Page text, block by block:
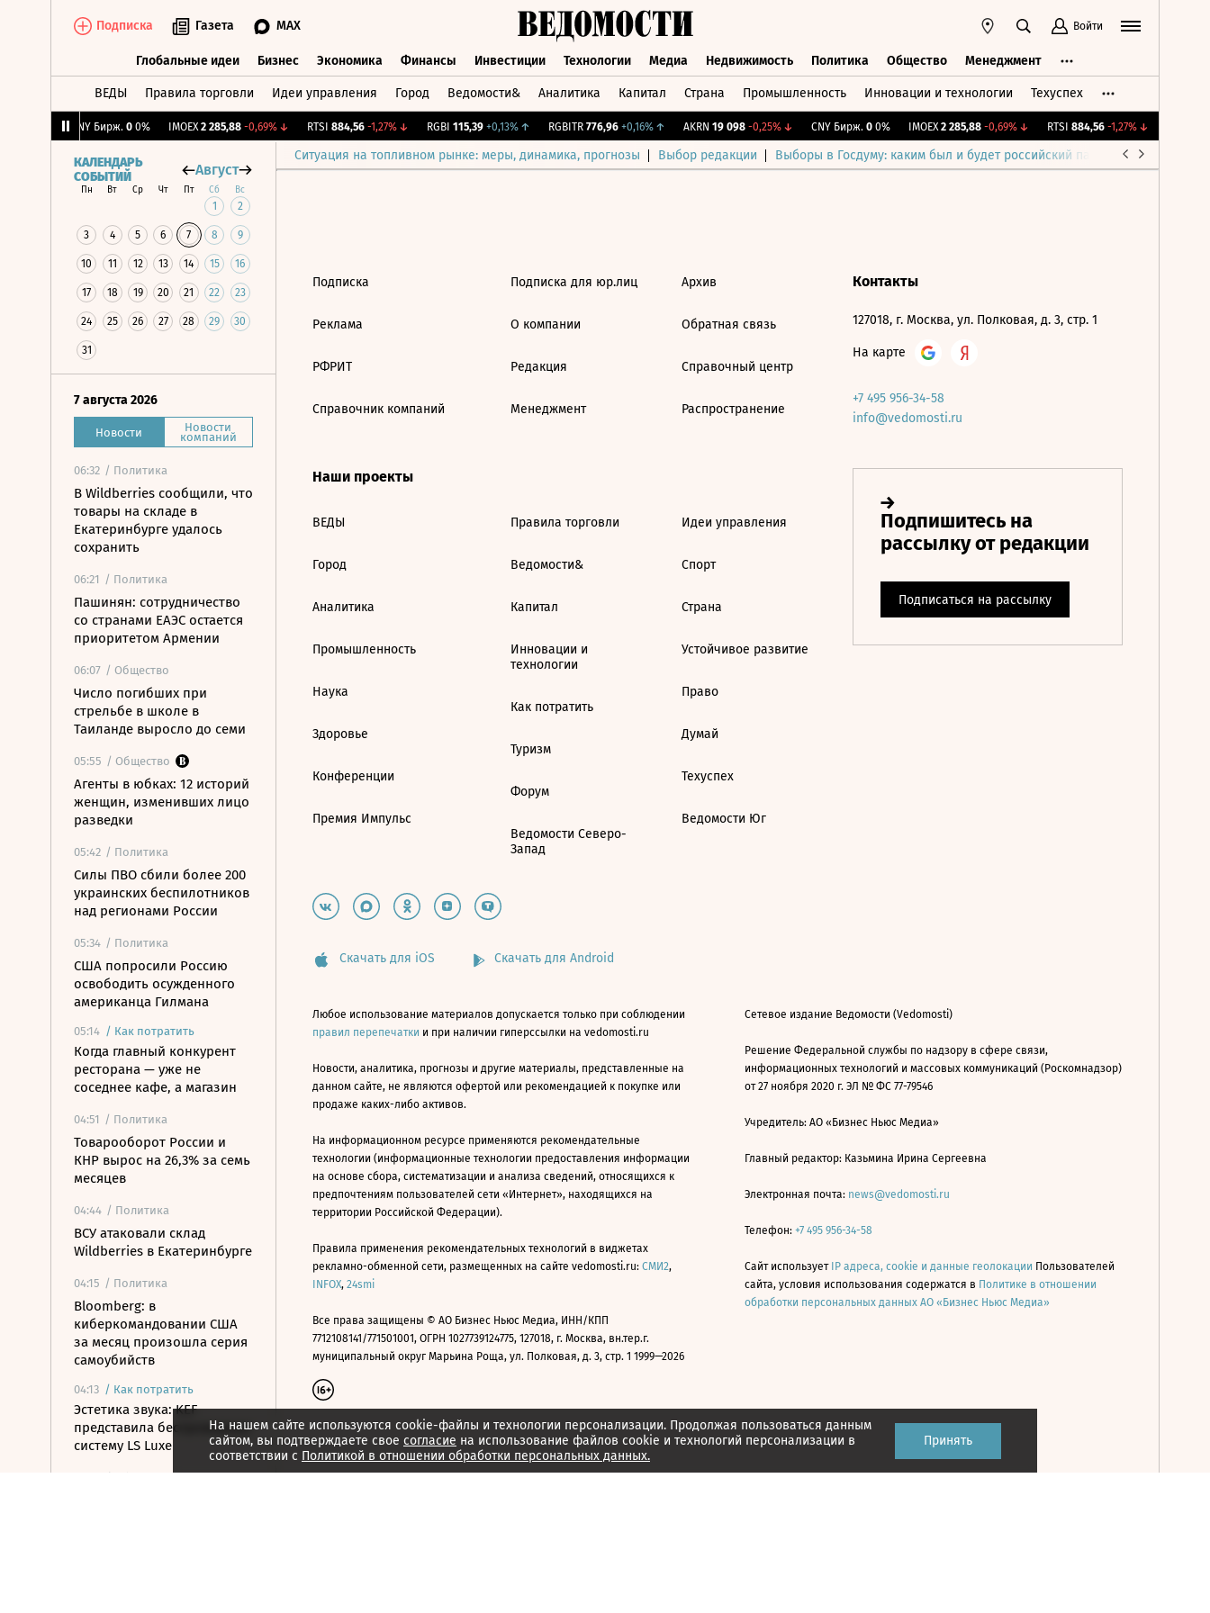
Подписка Газета MAX Войти
Глобальные идеи Бизнес Экономика Финансы Инвестиции Технологии Медиа Недвижимость Политика Общество Менеджмент
ВЕДЫ Правила торговли Идеи управления Город Ведомости& Аналитика Капитал Страна Промышленность Инновации и технологии Техуспех
CNY Бирж. 0 0% IMOEX 2 285,88 -0,69%↓ RTSI 884,56 -1,27%↓ RGBI 115,39 +0,13%↑ RGBITR 776,96 +0,16%↑ AKRN 19 098 -0,25%↓ CNY Бирж. 0 0% IMOEX 2 285,88 -0,69%↓ RTSI 884,56 -1,27%↓
Ситуация на топливном рынке: меры, динамика, прогнозы Выбор редакции Выборы в Госдуму: каким был и будет российский парламент
КАЛЕНДАРЬ
СОБЫТИЙ
Август
Пн Вт Ср Чт Пт Сб Вс
1 2
3 4 5 6 7 8 9
10 11 12 13 14 15 16
17 18 19 20 21 22 23
24 25 26 27 28 29 30
31
7 августа 2026
Новости Новости
компаний
06:32 / Политика
В Wildberries сообщили, что
товары на складе в
Екатеринбурге удалось
сохранить
06:21 / Политика
Пашинян: сотрудничество
со странами ЕАЭС остается
приоритетом Армении
06:07 / Общество
Число погибших при
стрельбе в школе в
Таиланде выросло до семи
05:55 / Общество
Агенты в юбках: 12 историй
женщин, изменивших лицо
разведки
05:42 / Политика
Силы ПВО сбили более 200
украинских беспилотников
над регионами России
05:34 / Политика
США попросили Россию
освободить осужденного
американца Гилмана
05:14 / Как потратить
Когда главный конкурент
ресторана — уже не
соседнее кафе, а магазин
04:51 / Политика
Товарооборот России и
КНР вырос на 26,3% за семь
месяцев
04:44 / Политика
ВСУ атаковали склад
Wildberries в Екатеринбурге
04:15 / Политика
Bloomberg: в
киберкомандовании США
за месяц произошла серия
самоубийств
04:13 / Как потратить
Эстетика звука: KEF
представила беспроводную
систему LS Luxe
На нашем сайте используются cookie-файлы и технологии персонализации. Продолжая пользоваться данным
сайтом, вы подтверждаете свое согласие на использование файлов cookie и технологий персонализации в
соответствии с Политикой в отношении обработки персональных данных.
Принять
Подписка
Реклама
РФРИТ
Справочник компаний
Подписка для юр.лиц
О компании
Редакция
Менеджмент
Архив
Обратная связь
Справочный центр
Распространение
Наши проекты
ВЕДЫ
Город
Аналитика
Промышленность
Наука
Здоровье
Конференции
Премия Импульс
Правила торговли
Ведомости&
Капитал
Инновации и
технологии
Как потратить
Туризм
Форум
Ведомости Северо-
Запад
Идеи управления
Спорт
Страна
Устойчивое развитие
Право
Думай
Техуспех
Ведомости Юг
Контакты
127018, г. Москва, ул. Полковая, д. 3, стр. 1
На карте
+7 495 956-34-58
info@vedomosti.ru
Скачать для iOS Скачать для Android
Любое использование материалов допускается только при соблюдении
правил перепечатки и при наличии гиперссылки на vedomosti.ru
Новости, аналитика, прогнозы и другие материалы, представленные на
данном сайте, не являются офертой или рекомендацией к покупке или
продаже каких-либо активов.
На информационном ресурсе применяются рекомендательные
технологии (информационные технологии предоставления информации
на основе сбора, систематизации и анализа сведений, относящихся к
предпочтениям пользователей сети «Интернет», находящихся на
территории Российской Федерации).
Правила применения рекомендательных технологий в виджетах
рекламно-обменной сети, размещенных на сайте vedomosti.ru: СМИ2,
INFOX, 24smi
Все права защищены © АО Бизнес Ньюс Медиа, ИНН/КПП
7712108141/771501001, ОГРН 1027739124775, 127018, г. Москва, вн.тер.г.
муниципальный округ Марьина Роща, ул. Полковая, д. 3, стр. 1 1999—2026
Сетевое издание Ведомости (Vedomosti)
Решение Федеральной службы по надзору в сфере связи,
информационных технологий и массовых коммуникаций (Роскомнадзор)
от 27 ноября 2020 г. ЭЛ № ФС 77-79546
Учредитель: АО «Бизнес Ньюс Медиа»
Главный редактор: Казьмина Ирина Сергеевна
Электронная почта: news@vedomosti.ru
Телефон: +7 495 956-34-58
Сайт использует IP адреса, cookie и данные геолокации Пользователей
сайта, условия использования содержатся в Политике в отношении
обработки персональных данных АО «Бизнес Ньюс Медиа»